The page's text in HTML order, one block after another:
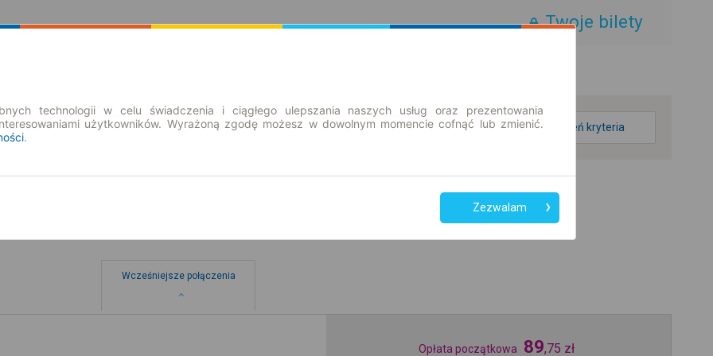
Twoje bilety
zmień kryteria
Wcześniejsze połączenia
Opłata początkowa 89,75 zł
technologii w celu świadczenia i ciągłego ulepszania naszych usług oraz prezentowania
użytkowników. Wyrażoną zgodę możesz w dowolnym momencie cofnąć lub zmienić.
.
Zezwalam